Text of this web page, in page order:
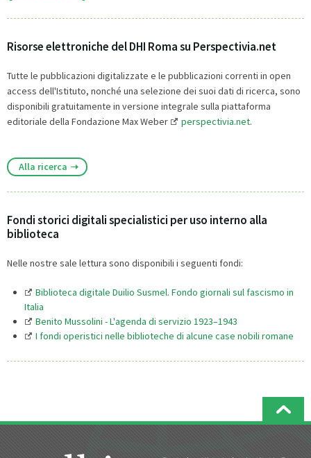
Risorse elettroniche del DHI Roma su Perspectivia.net
Tutte le pubblicazioni digitalizzate e le pubblicazioni correnti in open
access dell'Istituto, nonché una selezione dei suoi dati di ricerca, sono
disponibili gratuitamente in versione integrale sulla piattaforma
editoriale della Fondazione Max Weber
perspectivia.net.
Alla ricerca
Fondi storici digitali specialistici per uso interno alla
biblioteca
Nelle nostre sale lettura sono disponibili i seguenti fondi:
Biblioteca digitale Duilio Susmel. Fondo giornali sul fascismo in
Italia
Benito Mussolini - L'agenda di servizio 1923–1943
I fondi operistici nelle biblioteche di alcune case nobili romane